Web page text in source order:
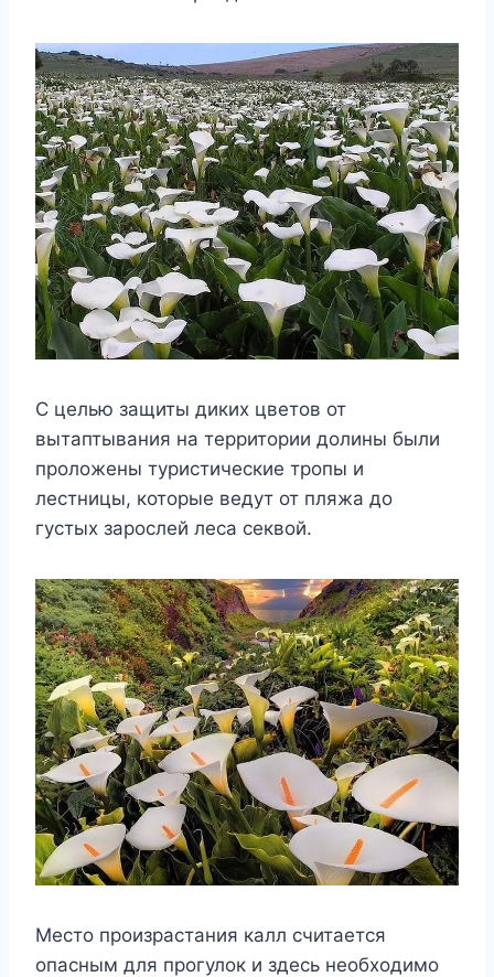
С целью защиты диких цветов от
вытаптывания на территории долины были
проложены туристические тропы и
лестницы, которые ведут от пляжа до
густых зарослей леса секвой.
Место произрастания калл считается
опасным для прогулок и здесь необходимо